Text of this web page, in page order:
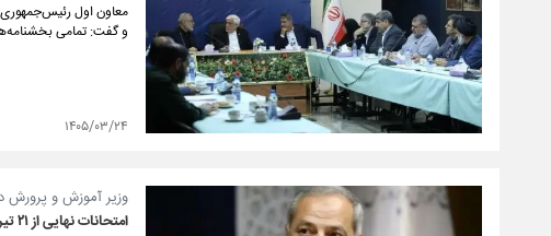
معاون اول رئیس‌جمهوری
و گفت: تمامی
۱۴۰۵/۰۳/۲۴
وزیر آموزش و
امتحانات نهایی از ۲۱ تیر برگزار می‌شود / زمان کنکور بر اساس تقویم تعیین شد